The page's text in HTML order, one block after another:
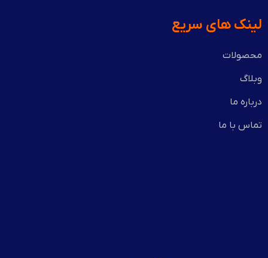
لینک های سریع
محصولات
وبلاگ
درباره ما
تماس با ما